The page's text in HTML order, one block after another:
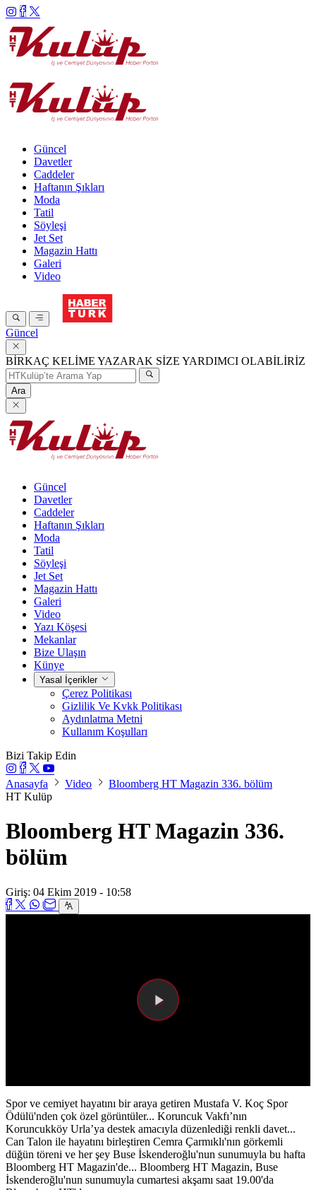
Güncel
Davetler
Caddeler
Haftanın Şıkları
Moda
Tatil
Söyleşi
Jet Set
Magazin Hattı
Galeri
Video
Güncel
BİRKAÇ KELİME YAZARAK SİZE YARDIMCI OLABİLİRİZ
Ara
Güncel
Davetler
Caddeler
Haftanın Şıkları
Moda
Tatil
Söyleşi
Jet Set
Magazin Hattı
Galeri
Video
Yazı Köşesi
Mekanlar
Bize Ulaşın
Künye
Yasal İçerikler
Çerez Politikası
Gizlilik Ve Kvkk Politikası
Aydınlatma Metni
Kullanım Koşulları
Bizi Takip Edin
Anasayfa Video
Bloomberg HT Magazin 336. bölüm
HT Kulüp
Bloomberg HT Magazin 336.
bölüm
Giriş: 04 Ekim 2019 - 10:58
Videoyu
Spor ve cemiyet hayatını bir araya getiren Mustafa V. Koç Spor
Ödülü'nden çok özel görüntüler... Koruncuk Vakfı’nın
Koruncukköy Urla’ya destek amacıyla düzenlediği renkli davet...
Can Talon ile hayatını birleştiren Cemra Çarmıklı'nın görkemli
düğün töreni ve her şey Buse İskenderoğlu'nun sunumuyla bu hafta
Bloomberg HT Magazin'de... Bloomberg HT Magazin, Buse
İskenderoğlu'nun sunumuyla cumartesi akşamı saat 19.00'da